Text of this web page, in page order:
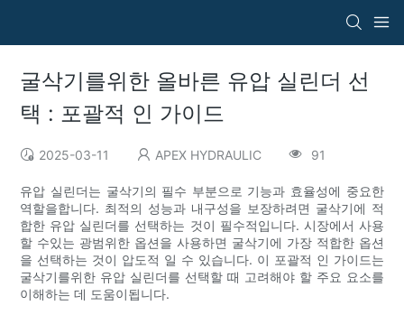
굴삭기를위한 올바른 유압 실린더 선
택 : 포괄적 인 가이드
2025-03-11 APEX HYDRAULIC 91
유압 실린더는 굴삭기의 필수 부분으로 기능과 효율성에 중요한
역할을합니다. 최적의 성능과 내구성을 보장하려면 굴삭기에 적
합한 유압 실린더를 선택하는 것이 필수적입니다. 시장에서 사용
할 수있는 광범위한 옵션을 사용하면 굴삭기에 가장 적합한 옵션
을 선택하는 것이 압도적 일 수 있습니다. 이 포괄적 인 가이드는
굴삭기를위한 유압 실린더를 선택할 때 고려해야 할 주요 요소를
이해하는 데 도움이됩니다.